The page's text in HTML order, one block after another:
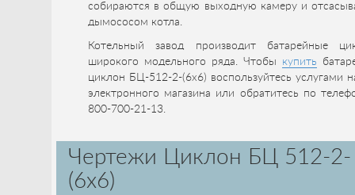
собираются в общую выходную камеру и
дымососом котла.
Котельный завод производит батарейные
широкого модельного ряда. Чтобы купить
циклон БЦ-512-2-(6x6) воспользуйтесь услугами
электронного магазина или обратитесь по
800-700-21-13.
Чертежи Циклон БЦ 512-2-
(6x6)